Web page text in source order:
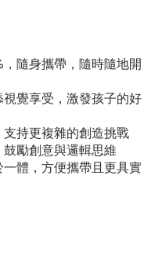
，隨身攜帶，隨時隨地開
視覺享受，激發孩子的好
支持更複雜的創造挑戰
鼓勵創意與邏輯思維
一體，方便攜帶且更具實